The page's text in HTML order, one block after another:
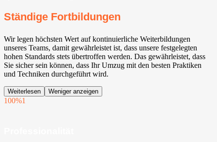
Ständige Fortbildungen
Wir legen höchsten Wert auf kontinuierliche Weiterbildungen
unseres Teams, damit gewährleistet ist, dass unsere festgelegten
hohen Standards stets übertroffen werden. Das gewährleistet, dass
Sie sicher sein können, dass Ihr Umzug mit den besten Praktiken
und Techniken durchgeführt wird.
Weiterlesen Weniger anzeigen
100%1